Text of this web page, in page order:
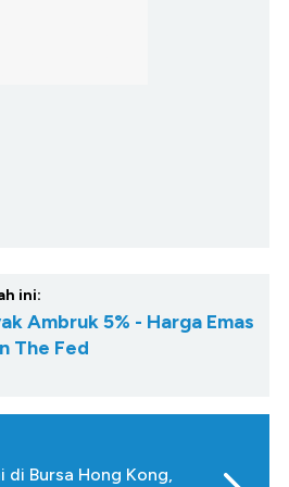
ini:
Ambruk 5% - Harga Emas
The Fed
Bursa Hong Kong,